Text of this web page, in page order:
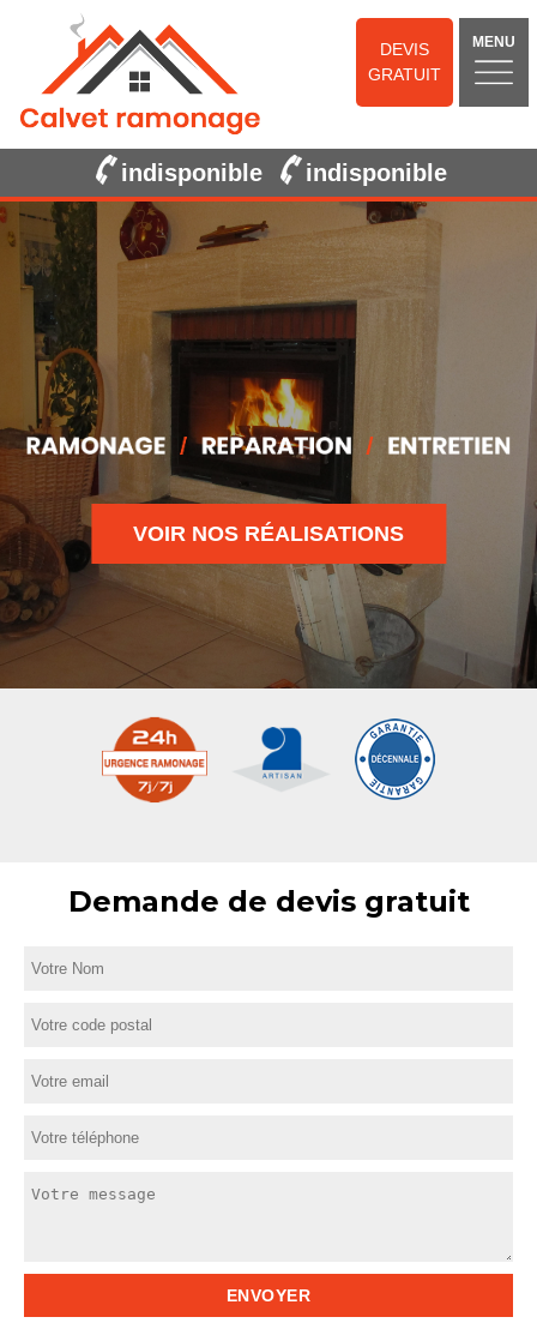
DEVIS
GRATUIT
MENU
indisponible indisponible
VOIR NOS RÉALISATIONS
Demande de devis gratuit